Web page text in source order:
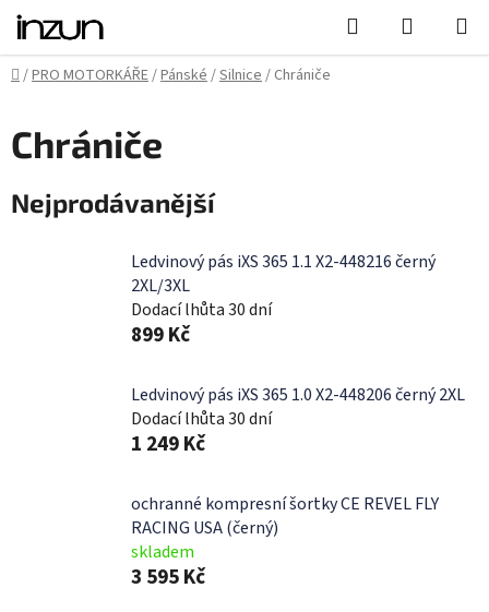
Přejít
obsah
Hledat
KOŠÍK
Domů
/PRO MOTORKÁŘE/Pánské/Silnice/ Chrániče
Chrániče
Nejprodávanější
Ledvinový pás iXS 365 1.1 X2-448216 černý
2XL/3XL
Dodací lhůta 30 dní
899 Kč
Ledvinový pás iXS 365 1.0 X2-448206 černý 2XL
Dodací lhůta 30 dní
1 249 Kč
ochranné kompresní šortky CE REVEL FLY
RACING USA (černý)
skladem
3 595 Kč